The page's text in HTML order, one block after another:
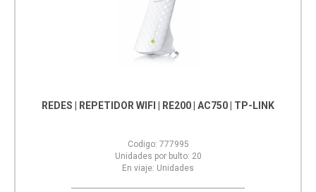
REDES | REPETIDOR WIFI | RE200 | AC750 | TP-LINK
Codigo: 777995
Unidades por bulto: 20
En viaje: Unidades